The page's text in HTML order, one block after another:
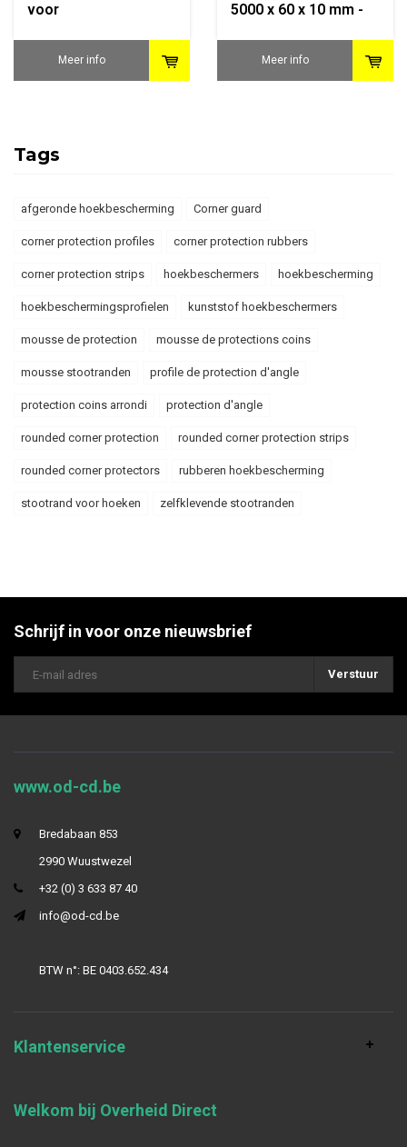
voor
Meer info
5000 x 60 x 10 mm -
Meer info
Tags
afgeronde hoekbescherming Corner guard
corner protection profiles corner protection rubbers
corner protection strips hoekbeschermers hoekbescherming
hoekbeschermingsprofielen kunststof hoekbeschermers
mousse de protection mousse de protections coins
mousse stootranden profile de protection d'angle
protection coins arrondi protection d'angle
rounded corner protection rounded corner protection strips
rounded corner protectors rubberen hoekbescherming
stootrand voor hoeken zelfklevende stootranden
Schrijf in voor onze nieuwsbrief
Verstuur
www.od-cd.be
Bredabaan 853
2990 Wuustwezel
+32 (0) 3 633 87 40
info@od-cd.be
BTW n°: BE 0403.652.434
Klantenservice
Welkom bij Overheid Direct